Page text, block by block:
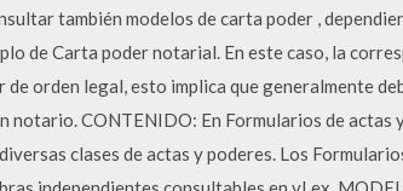
también modelos de carta poder ,
de Carta poder notarial. En este caso, la
de orden legal, esto implica que generalmente
notario. CONTENIDO: En Formularios de actas
clases de actas y poderes. Los